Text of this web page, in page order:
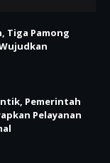
Tiga Pamong
Pemerintah
Pelayanan